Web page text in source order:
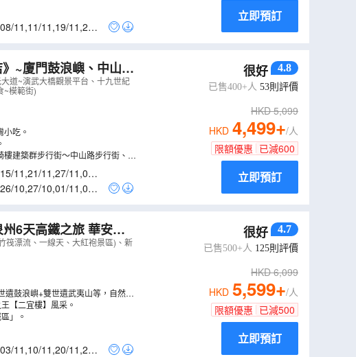
08/11 ,11/11 ,19/11 ,27/1
立即預訂
~廈門鼓浪嶼、中山路
）
道~演武大橋觀景平台、十九世紀
~模範街)
吃。
建築群步行街～中山路步行街、鼓
15/11 ,21/11 ,27/11 ,01/1
26/10,27/10,01/11 ,05/1
很好 4.8
已售400+人 53則評價
HKD5,099
HKD 4,499+/人
限額優惠 已減600
立即預訂
高鐵之旅 華安土
山、新晉世遺泉州
筏漂流、一線天、大紅袍景區)、新
遺鼓浪嶼+雙世遺武夷山等，自然
【二宜樓】風采。
」。
03/11 ,10/11 ,20/11 ,28/1
很好 4.7
已售500+人 125則評價
HKD6,099
HKD 5,599+/人
限額優惠 已減500
立即預訂